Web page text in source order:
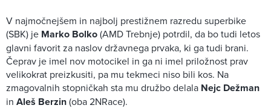
V najmočnejšem in najbolj prestižnem razredu superbike
(SBK) je Marko Bolko(AMD Trebnje) potrdil, da bo tudi letos
glavni favorit za naslov državnega prvaka, ki ga tudi brani.
Čeprav je imel nov motocikel in ga ni imel priložnost prav
velikokrat preizkusiti, pa mu tekmeci niso bili kos. Na
zmagovalnih stopničkah sta mu družbo delala Nejc Dežman
in Aleš Berzin(oba 2NRace).